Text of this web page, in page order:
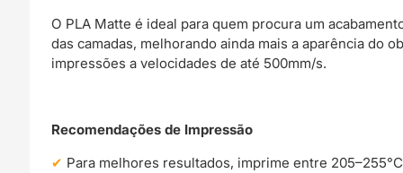
O PLA Matte é ideal para quem procura um
das camadas, melhorando ainda mais a aparência do
impressões a velocidades de até 500mm/s.
Recomendações de Impressão
Para melhores resultados, imprime entre